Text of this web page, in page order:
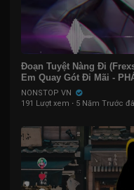
Đoạn Tuyệt Nàng Đi
Em Quay Gót Đi Mãi -
NONSTOP VN
191 Lượt xem · 5 Năm Trước